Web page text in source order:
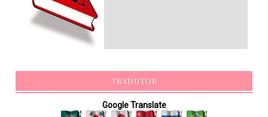
TRADUTOR
Google Translate